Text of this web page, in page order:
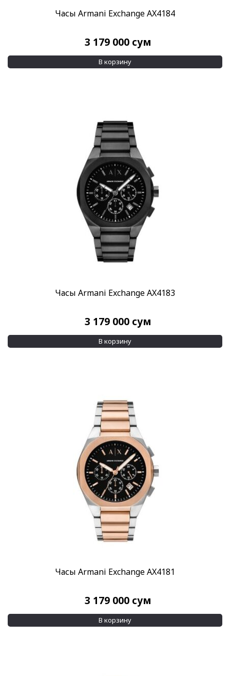
Часы Armani Exchange AX4184
3 179 000 сум
В корзину
Часы Armani Exchange AX4183
3 179 000 сум
В корзину
Часы Armani Exchange AX4181
3 179 000 сум
В корзину